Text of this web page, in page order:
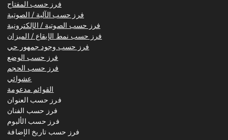
فرز حسب المفتاح
فرز حسب الآلية / الصوتية
فرز حسب الصوتية / الإلكترونية
فرز حسب نمط الإيقاع / الميزان
فرز حسب وجود جمهور حي
فرز حسب الوضع
فرز حسب الحجم
عشوائي
القوائم مدعومة
فرز حسب العنوان
فرز حسب الفنان
فرز حسب الألبوم
فرز حسب تاريخ الإضافة